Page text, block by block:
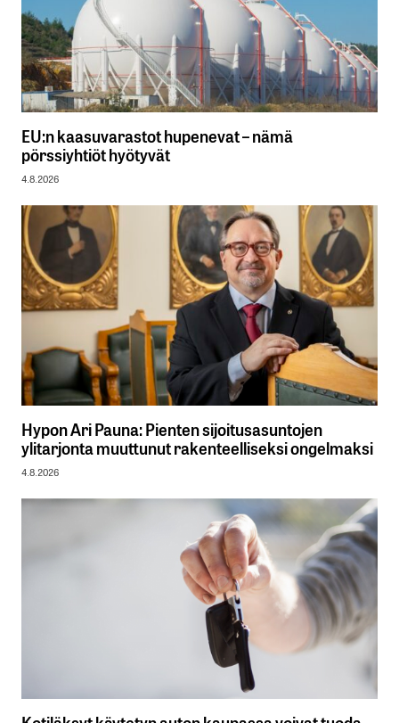
EU:n kaasuvarastot hupenevat – nämä
pörssiyhtiöt hyötyvät
4.8.2026
Hypon Ari Pauna: Pienten sijoitusasuntojen
ylitarjonta muuttunut rakenteelliseksi ongelmaksi
4.8.2026